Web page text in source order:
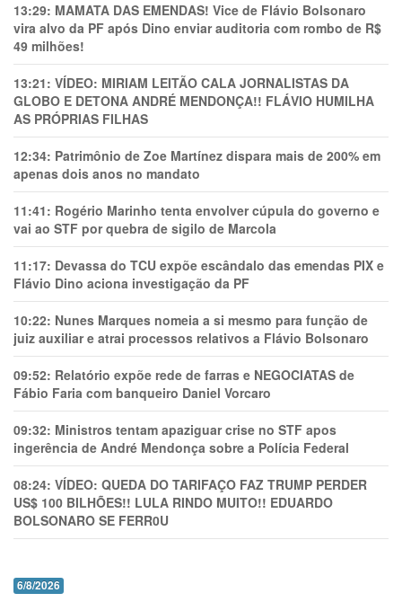
13:29: MAMATA DAS EMENDAS! Vice de Flávio Bolsonaro
vira alvo da PF após Dino enviar auditoria com rombo de R$
49 milhões!
13:21: VÍDEO: MIRIAM LEITÃO CALA JORNALISTAS DA
GLOBO E DETONA ANDRÉ MENDONÇA!! FLÁVIO HUMILHA
AS PRÓPRIAS FILHAS
12:34: Patrimônio de Zoe Martínez dispara mais de 200% em
apenas dois anos no mandato
11:41: Rogério Marinho tenta envolver cúpula do governo e
vai ao STF por quebra de sigilo de Marcola
11:17: Devassa do TCU expõe escândalo das emendas PIX e
Flávio Dino aciona investigação da PF
10:22: Nunes Marques nomeia a si mesmo para função de
juiz auxiliar e atrai processos relativos a Flávio Bolsonaro
09:52: Relatório expõe rede de farras e NEGOCIATAS de
Fábio Faria com banqueiro Daniel Vorcaro
09:32: Ministros tentam apaziguar crise no STF apos
ingerência de André Mendonça sobre a Polícia Federal
08:24: VÍDEO: QUEDA DO TARIFAÇO FAZ TRUMP PERDER
US$ 100 BILHÕES!! LULA RINDO MUITO!! EDUARDO
BOLSONARO SE FERR0U
6/8/2026